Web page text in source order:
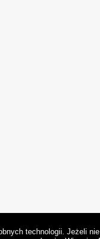
technologii. Jeżeli